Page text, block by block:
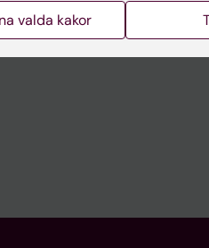
Karolinska Institutet
Kontakta presstjänsten
valda kakor